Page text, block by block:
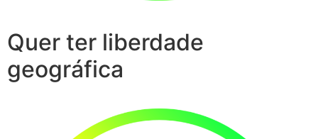
Quer ter liberdade
geográfica